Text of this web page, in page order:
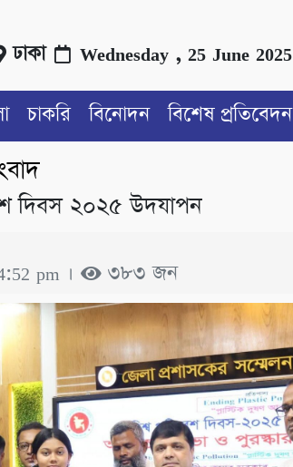
ঢাকা Wednesday , 25 June 2025
চাকরি বিনোদন বিশেষ প্রতিবেদন
দিবস ২০২৫ উদযাপন
pm । ৩৮৩ জন